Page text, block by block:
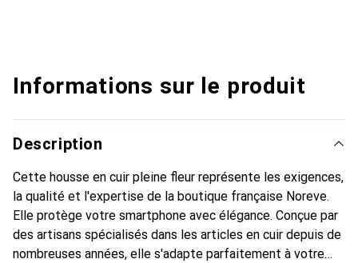
Informations sur le produit
Description
Cette housse en cuir pleine fleur représente les exigences,
la qualité et l'expertise de la boutique française Noreve.
Elle protège votre smartphone avec élégance. Conçue par
des artisans spécialisés dans les articles en cuir depuis de
nombreuses années, elle s'adapte parfaitement à votre